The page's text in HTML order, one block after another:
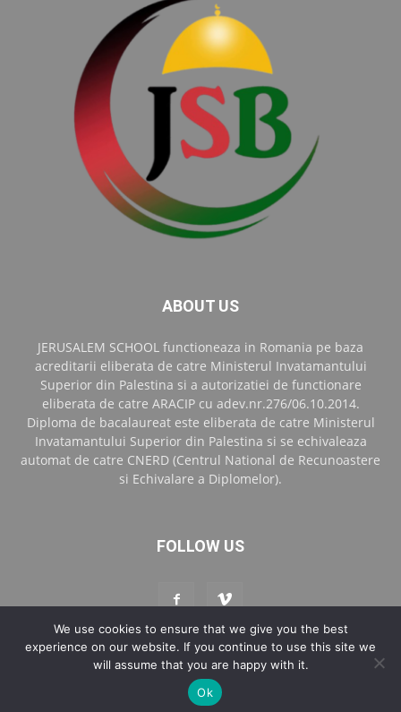
ABOUT US
JERUSALEM SCHOOL functioneaza in Romania pe baza
acreditarii eliberata de catre Ministerul Invatamantului
Superior din Palestina si a autorizatiei de functionare
eliberata de catre ARACIP cu adev.nr.276/06.10.2014.
Diploma de bacalaureat este eliberata de catre Ministerul
Invatamantului Superior din Palestina si se echivaleaza
automat de catre CNERD (Centrul National de Recunoastere
si Echivalare a Diplomelor).
FOLLOW US
Contact Blog Jerusalem School Bucharest
© Copyright 2017 Art Dv Media
We use cookies to ensure that we give you the best
experience on our website. If you continue to use this site we
will assume that you are happy with it.
Ok